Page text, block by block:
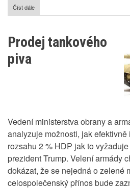
Číst dále
Změna
piva
Prodej tankového
piva
Vedení ministerstva obrany a
analyzuje možnosti, jak
rozsahu 2 % HDP jak to
prezident Trump. Velení armády
dokázat, že se nejedná o zelené
celospolečenský přínos bude